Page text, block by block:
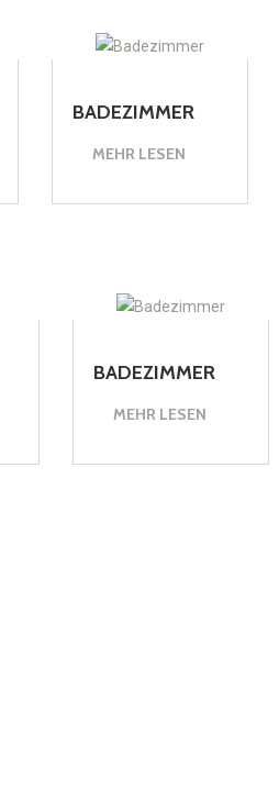
BADEZIMMER
MEHR LESEN
BADEZIMMER
MEHR LESEN